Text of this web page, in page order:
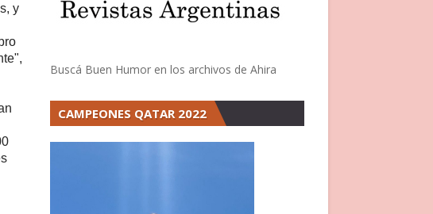
y
Buscá Buen Humor en los archivos de Ahira
CAMPEONES QATAR 2022